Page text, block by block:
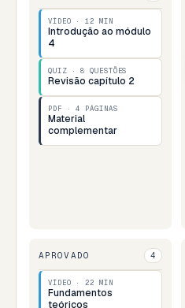
VÍDEO · 12 MIN
Introdução ao módulo
4
QUIZ · 8 QUESTÕES
Revisão capítulo 2
PDF · 4 PÁGINAS
Material
complementar
APROVADO 4
VÍDEO · 22 MIN
Fundamentos
teóricos